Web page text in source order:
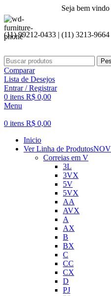
Seja bem vindo a nossa
(11) 99212-0433 | (11) 3213-9664
Comparar
Lista de Desejos
Entrar / Registrar
0 itens R$ 0,00
Menu
0 itens R$ 0,00
Inicio
Ver Linha de Produtos
Correias em V
3L
3VX
5V
5VX
AA
AVX
A
AX
B
BX
C
CC
CX
D
PJ